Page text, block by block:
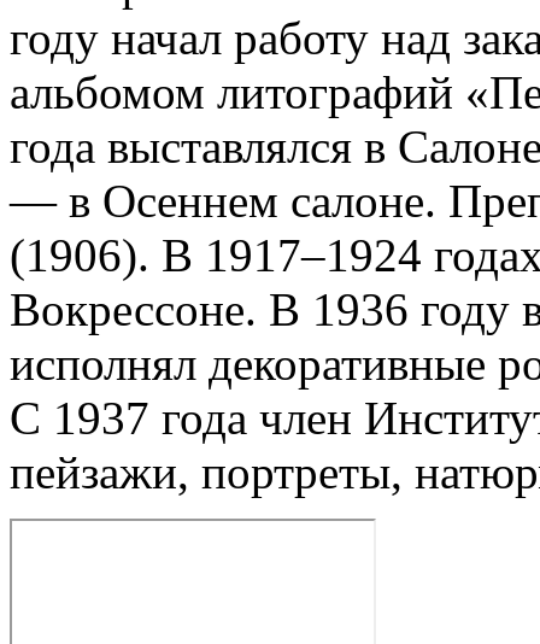
году начал работу над
альбомом литографий
года выставлялся в
— в Осеннем салоне.
(1906). В 1917–1924
Вокрессоне. В 1936 году
исполнял декоративные
С 1937 года член
пейзажи, портреты,